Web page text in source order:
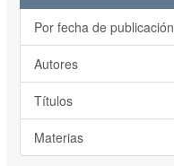
Por fecha de publicación
Autores
Títulos
Materias